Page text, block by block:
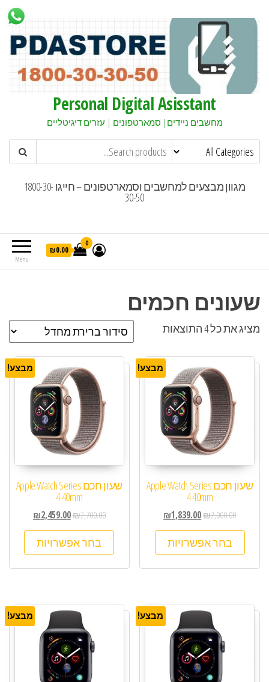
Personal Digital Asisstant
מחשבים ניידים| סמארטפונים | עזרים דיגיטליים
מגוון מבצעים למחשבים וסמארטפונים – חייגו 1800-30-
30-50
Menu
0
₪0.00
שעונים חכמים
מציג את כל 4 התוצאות
מבצע!
שעון חכם Apple Watch Series
4 40mm
₪2,000.00
₪1,839.00
בחר אפשרויות
מבצע!
שעון חכם Apple Watch Series
4 40mm
₪2,700.00
₪2,459.00
בחר אפשרויות
מבצע! מבצע!